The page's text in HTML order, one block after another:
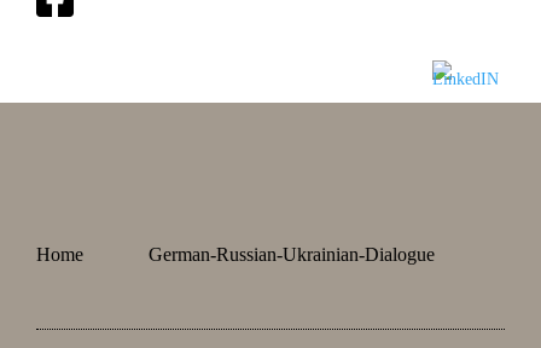
Home German-Russian-Ukrainian-Dialogue